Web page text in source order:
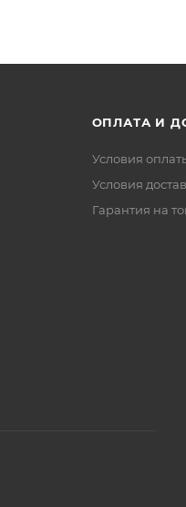
ОПЛАТА И
Условия
Условия
Гарантия на